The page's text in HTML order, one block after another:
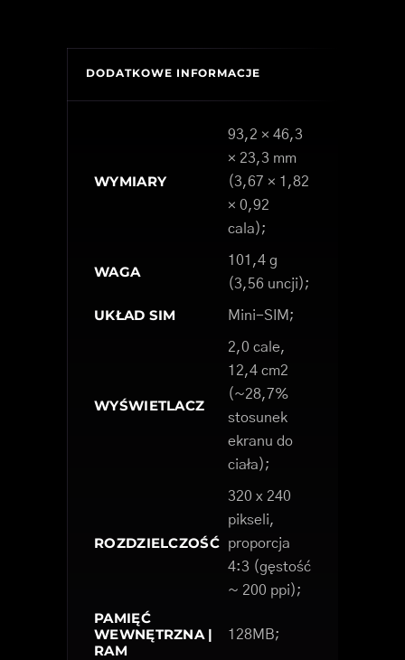
DODATKOWE INFORMACJE
WYMIARY
93,2 × 46,3
× 23,3 mm
(3,67 × 1,82
× 0,92
cala);
WAGA
101,4 g
(3,56 uncji);
UKŁAD SIM Mini-SIM;
WYŚWIETLACZ
2,0 cale,
12,4 cm2
(~28,7%
stosunek
ekranu do
ciała);
ROZDZIELCZOŚĆ
320 x 240
pikseli,
proporcja
4:3 (gęstość
~ 200 ppi);
PAMIĘĆ
WEWNĘTRZNA |
RAM
128MB;